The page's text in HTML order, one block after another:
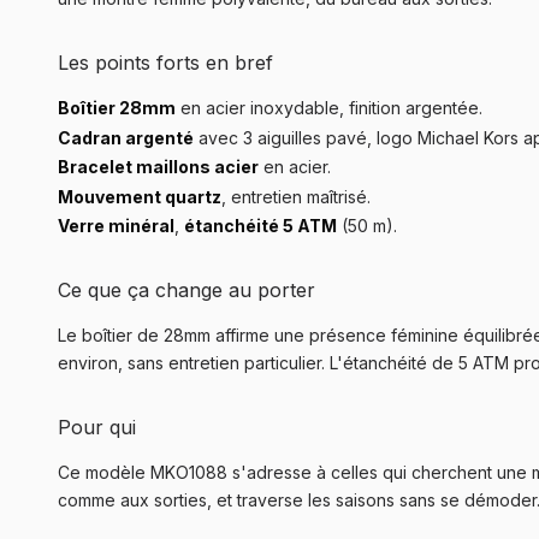
Les points forts en bref
Boîtier 28mm en acier inoxydable, finition argentée.
Cadran argenté avec 3 aiguilles pavé, logo Michael Kors
Bracelet maillons acier en acier.
Mouvement quartz , entretien maîtrisé.
Verre minéral étanchéité 5 ATM (50 m).
Ce que ça change au porter
Le boîtier de 28mm affirme une présence féminine
environ, sans entretien particulier. L'étanchéité de 5 ATM
Pour qui
Ce modèle MKO1088 s'adresse à celles qui cherchent
comme aux sorties, et traverse les saisons sans se démoder.